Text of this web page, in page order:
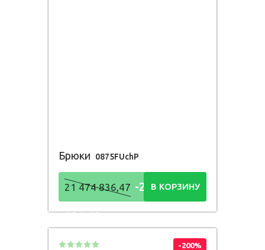
Брюки 0875FUchP
21 474 836,47 -21 474
836,48Р
В КОРЗИНУ
-200%